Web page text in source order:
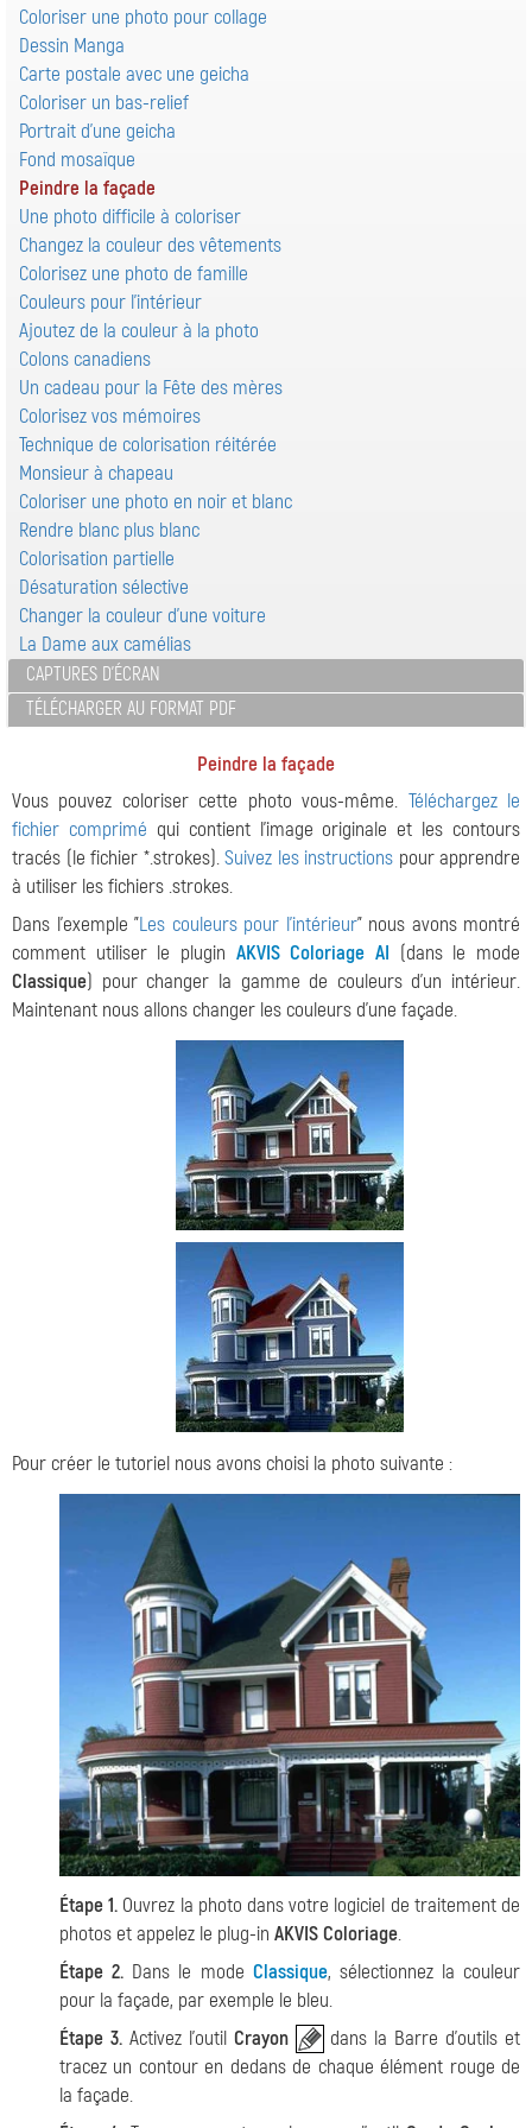
Coloriser une photo pour collage
Dessin Manga
Carte postale avec une geicha
Coloriser un bas-relief
Portrait d'une geicha
Fond mosaïque
Peindre la façade
Une photo difficile à coloriser
Changez la couleur des vêtements
Colorisez une photo de famille
Couleurs pour l'intérieur
Ajoutez de la couleur à la photo
Colons canadiens
Un cadeau pour la Fête des mères
Colorisez vos mémoires
Technique de colorisation réitérée
Monsieur à chapeau
Coloriser une photo en noir et blanc
Rendre blanc plus blanc
Colorisation partielle
Désaturation sélective
Changer la couleur d'une voiture
La Dame aux camélias
CAPTURES D'ÉCRAN
TÉLÉCHARGER AU FORMAT PDF
Peindre la façade
Vous pouvez coloriser cette photo vous-même. Téléchargez le
fichier comprimé qui contient l'image originale et les contours
tracés (le fichier *.strokes).Suivez les instructions pour apprendre
à utiliser les fichiers .strokes.
Dans l'exemple "Les couleurs pour l'intérieur" nous avons montré
comment utiliser le plugin AKVIS Coloriage AI (dans le mode
Classique) pour changer la gamme de couleurs d'un intérieur.
Maintenant nous allons changer les couleurs d'une façade.
Pour créer le tutoriel nous avons choisi la photo suivante :
Étape 1. Ouvrez la photo dans votre logiciel de traitement de
photos et appelez le plug-in AKVIS Coloriage.
Étape 2. Dans le mode Classique, sélectionnez la couleur
pour la façade, par exemple le bleu.
Étape 3.Activez l'outil Crayon
dans la Barre d'outils et
tracez un contour en dedans de chaque élément rouge de
la façade.